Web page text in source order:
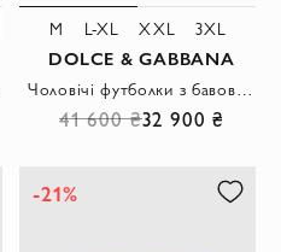
M L-XL XXL 3XL
DOLCE & GABBANA
Чоловічі футболки з бавовни в сірому кольорі в стилі оверсайз
41 600 ₴32 900 ₴
-21%